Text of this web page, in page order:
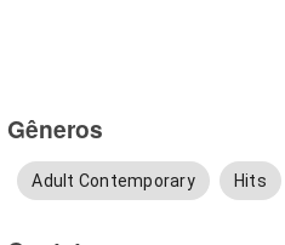
Gêneros
Adult Contemporary Hits